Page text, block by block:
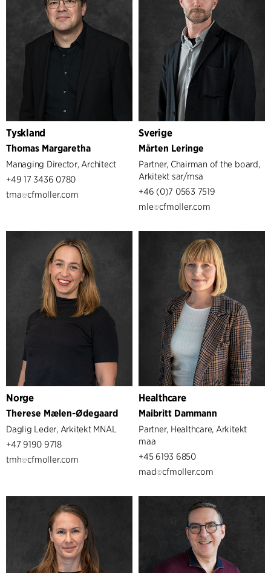
Tyskland
Thomas Margaretha
Managing Director, Architect
+49 17 3436 0780
tma
cfmoller.com
Sverige
Mårten Leringe
Partner, Chairman of the board,
Arkitekt sar/msa
+46 (0)7 0563 7519
mle
cfmoller.com
Norge
Therese Mælen-Ødegaard
Daglig Leder, Arkitekt MNAL
+47 9190 9718
tmh
cfmoller.com
Healthcare
Maibritt Dammann
Partner, Healthcare, Arkitekt
maa
+45 6193 6850
mad
cfmoller.com